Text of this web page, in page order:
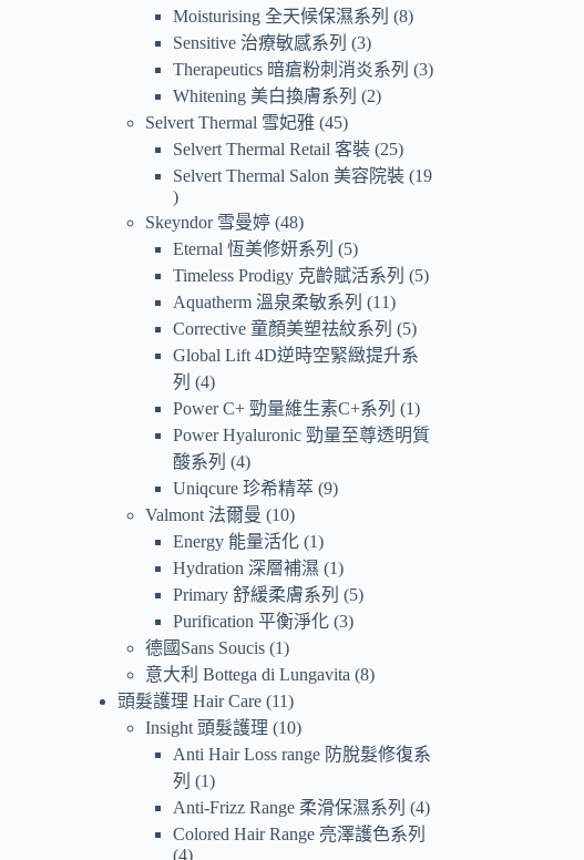
Moisturising 全天候保濕系列
8
Sensitive 治療敏感系列
3
Therapeutics 暗瘡粉刺消炎系列
3
Whitening 美白換膚系列
2
Selvert Thermal 雪妃雅 45
Selvert Thermal Retail 客裝 25
Selvert Thermal Salon 美容院裝 19
Skeyndor 雪曼婷 48
Eternal 恆美修妍系列
5
Timeless Prodigy 克齡賦活系列
5
Aquatherm 溫泉柔敏系列
11
Corrective 童顏美塑祛紋系列
5
Global Lift 4D逆時空緊緻提升系
列
4
Power C+ 勁量維生素C+系列
1
Power Hyaluronic 勁量至尊透明質
酸系列
4
Uniqcure 珍希精萃 9
Valmont 法爾曼
10
Energy 能量活化 1
Hydration 深層補濕
1
Primary 舒緩柔膚系列
5
Purification 平衡淨化 3
德國Sans Soucis 1
意大利 Bottega di Lungavita 8
頭髮護理 Hair Care 11
Insight 頭髮護理
10
Anti Hair Loss range 防脫髮修復系
列
1
Anti-Frizz Range 柔滑保濕系列
4
Colored Hair Range 亮澤護色系列
4